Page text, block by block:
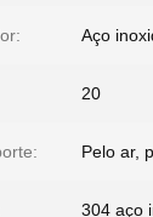
Aço
20
Pelo ar,
304 aço